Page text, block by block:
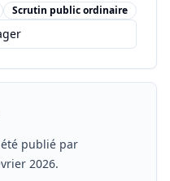
Scrutin public ordinaire
été publié par
2026.